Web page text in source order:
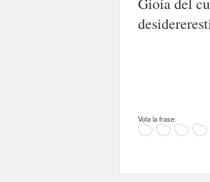
Vota la frase: